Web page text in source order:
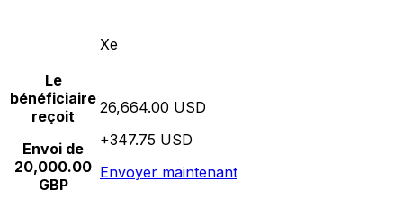
Xe
Le
bénéficiaire
reçoit
Envoi de
20,000.00
GBP
26,664.00 USD
+347.75 USD
Envoyer maintenant